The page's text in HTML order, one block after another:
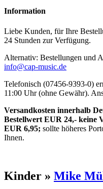
Information
Liebe Kunden, für Ihre
24 Stunden zur Verfügung.
Alternativ: Bestellungen und
info@cap-music.de
Telefonisch (07456-9393-0)
11:00 Uhr (ohne Gewähr).
Versandkosten innerhalb
Bestellwert EUR 24,- keine
EUR 6,95; sollte höheres
Ihnen.
Kinder » Mike